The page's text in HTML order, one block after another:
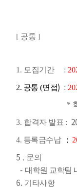
[ 공통 ]
1. 모집기간 :
2. 공통 (면접) :
*
3. 합격자 발표 :
4. 등록금수납 :
5 . 문의
- 대학원 교학팀
6. 기타사항